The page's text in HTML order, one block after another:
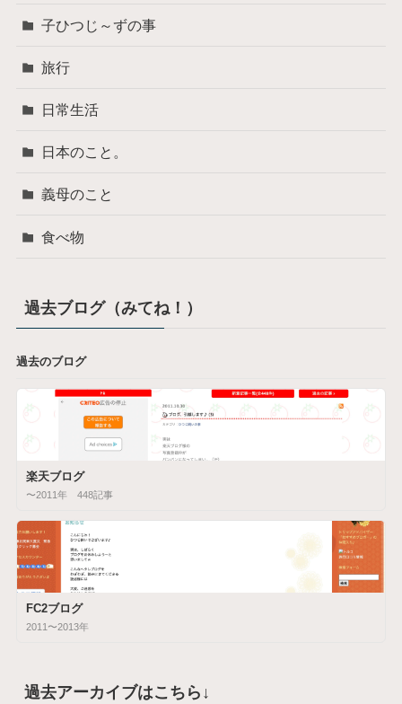
子ひつじ～ずの事
旅行
日常生活
日本のこと。
義母のこと
食べ物
過去ブログ（みてね！）
過去のブログ
楽天ブログ
〜2011年 448記事
FC2ブログ
2011〜2013年
過去アーカイブはこちら↓